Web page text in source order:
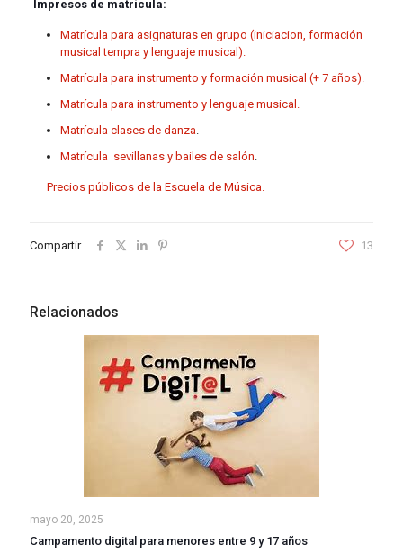
Impresos de matrícula:
Matrícula para asignaturas en grupo (iniciacion, formación
musical tempra y lenguaje musical).
Matrícula para instrumento y formación musical (+ 7 años).
Matrícula para instrumento y lenguaje musical.
Matrícula clases de danza.
Matrícula sevillanas y bailes de salón.
Precios públicos de la Escuela de Música.
Compartir 13
Relacionados
mayo 20, 2025
Campamento digital para menores entre 9 y 17 años